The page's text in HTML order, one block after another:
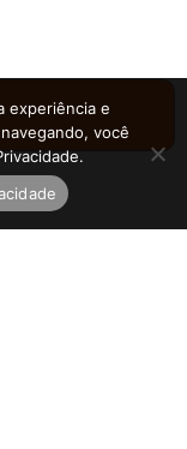
experiência e
você